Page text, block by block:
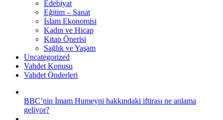
Edebiyat
Eğitim – Sanat
İslam Ekonomisi
Kadın ve Hicap
Kitap Önerisi
Sağlık ve Yaşam
Uncategorized
Vahdet Konusu
Vahdet Önderleri
BBC’nin İmam Humeyni hakkındaki iftirası ne anlama
geliyor?